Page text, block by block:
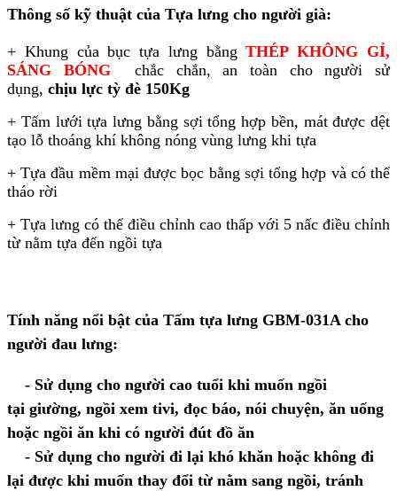
Thông số kỹ thuật của Tựa lưng cho người già:
+ Khung của bục tựa lưng bằngTHÉP KHÔNG GỈ,
SÁNG BÓNG
chắc chắn, an toàn cho người sử
dụng, chịu lực tỳ đè 150Kg
+ Tấm lưới tựa lưng bằng sợi tổng hợp bền, mát được dệt
tạo lỗ thoáng khí không nóng vùng lưng khi tựa
+ Tựa đầu mềm mại được bọc bằng sợi tổng hợp và có thể
tháo rời
+ Tựa lưng có thể điều chỉnh cao thấp với 5 nấc điều chỉnh
từ nằm tựa đến ngồi tựa
Tính năng nổi bật của Tấm tựa lưng GBM-031A cho
người đau lưng:
- Sử dụng cho người cao tuổi khi muốn ngồi
tại giường, ngồi xem tivi, đọc báo, nói chuyện, ăn uống
hoặc ngồi ăn khi có người đút đồ ăn
- Sử dụng cho người đi lại khó khăn hoặc không đi
lại được khi muốn thay đổi từ nằm sang ngồi, tránh